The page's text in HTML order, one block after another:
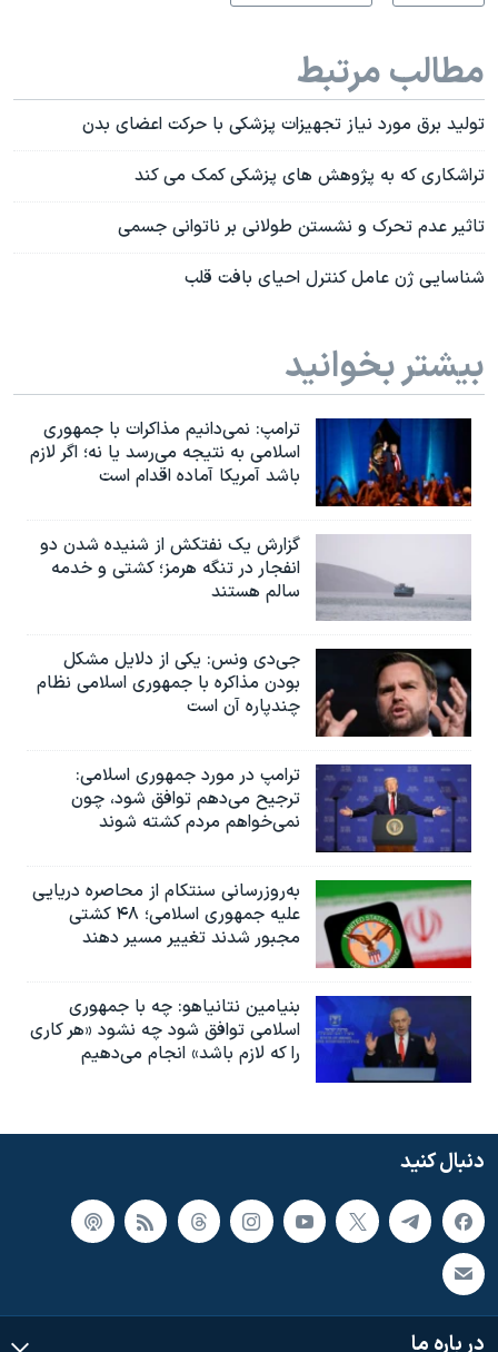
مطالب مرتبط
تولید برق مورد نیاز تجهیزات پزشکی با حرکت اعضای بدن
تراشکاری که به پژوهش های پزشکی کمک می کند
تاثیر عدم تحرک و نشستن طولانی بر ناتوانی جسمی
شناسایی ژن عامل کنترل احیای بافت قلب
بیشتر بخوانید
ترامپ: نمی‌دانیم مذاکرات با جمهوری
اسلامی به نتیجه می‌رسد یا نه؛ اگر لازم
باشد آمریکا آماده اقدام است
گزارش یک نفتکش از شنیده شدن دو
انفجار در تنگه هرمز؛ کشتی و خدمه
سالم هستند
جی‌دی ونس: یکی از دلایل مشکل
بودن مذاکره با جمهوری اسلامی نظام
چندپاره آن است
ترامپ در مورد جمهوری اسلامی:
ترجیح می‌دهم توافق شود، چون
نمی‌خواهم مردم کشته شوند
به‌روزرسانی سنتکام از محاصره دریایی
علیه جمهوری اسلامی؛ ۴۸ کشتی
مجبور شدند تغییر مسیر دهند
بنیامین نتانیاهو: چه با جمهوری
اسلامی توافق شود چه نشود «هر کاری
را که لازم باشد» انجام می‌دهیم
دنبال کنید
در باره ما